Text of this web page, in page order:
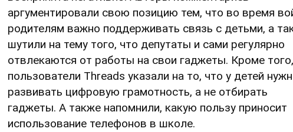
аргументировали свою позицию тем, что во время
родителям важно поддерживать связь с детьми, а
шутили на тему того, что депутаты и сами регулярно
отвлекаются от работы на свои гаджеты. Кроме того,
пользователи Threads указали на то, что у детей
развивать цифровую грамотность, а не отбирать
гаджеты. А также напомнили, какую пользу приносит
использование телефонов в школе.